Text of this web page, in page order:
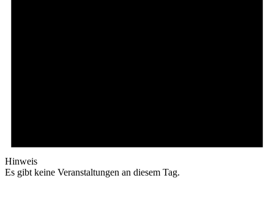
Hinweis
Es gibt keine Veranstaltungen an diesem Tag.